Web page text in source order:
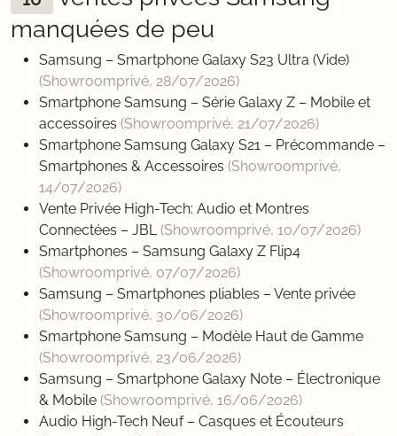
manquées de peu
Samsung – Smartphone Galaxy S23 Ultra (Vide)
(Showroomprivé, 28/07/2026)
Smartphone Samsung – Série Galaxy Z – Mobile et
accessoires (Showroomprivé, 21/07/2026)
Smartphone Samsung Galaxy S21 – Précommande –
Smartphones & Accessoires (Showroomprivé,
14/07/2026)
Vente Privée High-Tech: Audio et Montres
Connectées – JBL(Showroomprivé, 10/07/2026)
Smartphones – Samsung Galaxy Z Flip4
(Showroomprivé, 07/07/2026)
Samsung – Smartphones pliables – Vente privée
(Showroomprivé, 30/06/2026)
Smartphone Samsung – Modèle Haut de Gamme
(Showroomprivé, 23/06/2026)
Samsung – Smartphone Galaxy Note – Électronique
& Mobile (Showroomprivé, 16/06/2026)
Audio High-Tech Neuf – Casques et Écouteurs